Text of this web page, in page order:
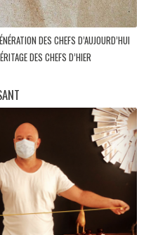
DES CHEFS D’AUJOURD’HUI
DES CHEFS D’HIER